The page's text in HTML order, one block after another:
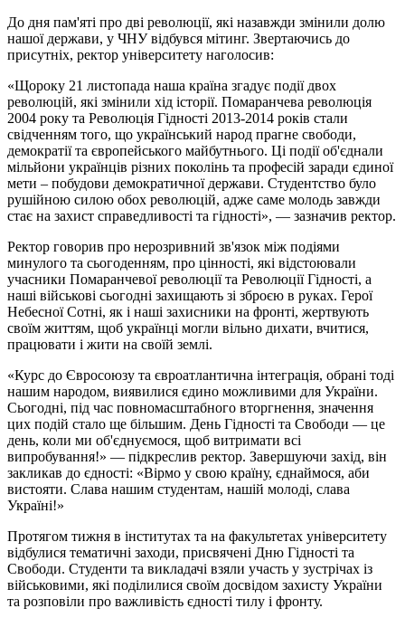
До дня пам'яті про дві революції, які назавжди змінили долю
нашої держави, у ЧНУ відбувся мітинг. Звертаючись до
присутніх, ректор університету наголосив:
«Щороку 21 листопада наша країна згадує події двох
революцій, які змінили хід історії. Помаранчева революція
2004 року та Революція Гідності 2013-2014 років стали
свідченням того, що український народ прагне свободи,
демократії та європейського майбутнього. Ці події об'єднали
мільйони українців різних поколінь та професій заради єдиної
мети – побудови демократичної держави. Студентство було
рушійною силою обох революцій, адже саме молодь завжди
стає на захист справедливості та гідності», — зазначив ректор.
Ректор говорив про нерозривний зв'язок між подіями
минулого та сьогоденням, про цінності, які відстоювали
учасники Помаранчевої революції та Революції Гідності, а
наші військові сьогодні захищають зі зброєю в руках. Герої
Небесної Сотні, як і наші захисники на фронті, жертвують
своїм життям, щоб українці могли вільно дихати, вчитися,
працювати і жити на своїй землі.
«Курс до Євросоюзу та євроатлантична інтеграція, обрані тоді
нашим народом, виявилися єдино можливими для України.
Сьогодні, під час повномасштабного вторгнення, значення
цих подій стало ще більшим. День Гідності та Свободи — це
день, коли ми об'єднуємося, щоб витримати всі
випробування!» — підкреслив ректор. Завершуючи захід, він
закликав до єдності: «Вірмо у свою країну, єднаймося, аби
вистояти. Слава нашим студентам, нашій молоді, слава
Україні!»
Протягом тижня в інститутах та на факультетах університету
відбулися тематичні заходи, присвячені Дню Гідності та
Свободи. Студенти та викладачі взяли участь у зустрічах із
військовими, які поділилися своїм досвідом захисту України
та розповіли про важливість єдності тилу і фронту.